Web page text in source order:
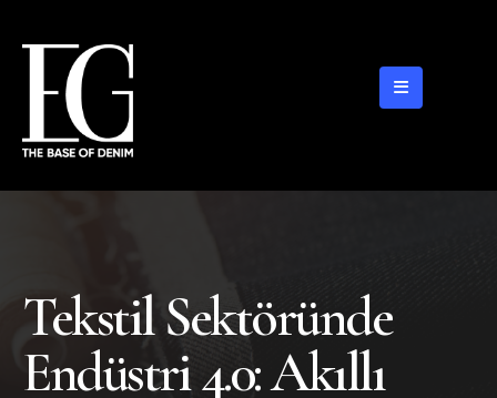
Tekstil Sektöründe
Endüstri 4.0: Akıllı